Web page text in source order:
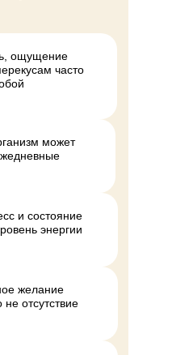
ощущение
часто
может
и состояние
энергии
желание
отсутствие